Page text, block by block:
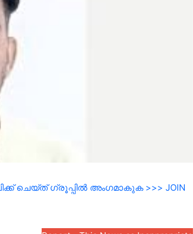
ചെയ്ത് ഗ്രൂപ്പിൽ അംഗമാകുക >>> JOIN